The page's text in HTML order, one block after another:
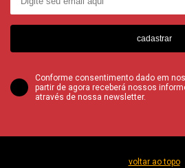
cadastrar
Conforme consentimento dado em
partir de agora receberá nossos
através de nossa newsletter.
voltar ao topo